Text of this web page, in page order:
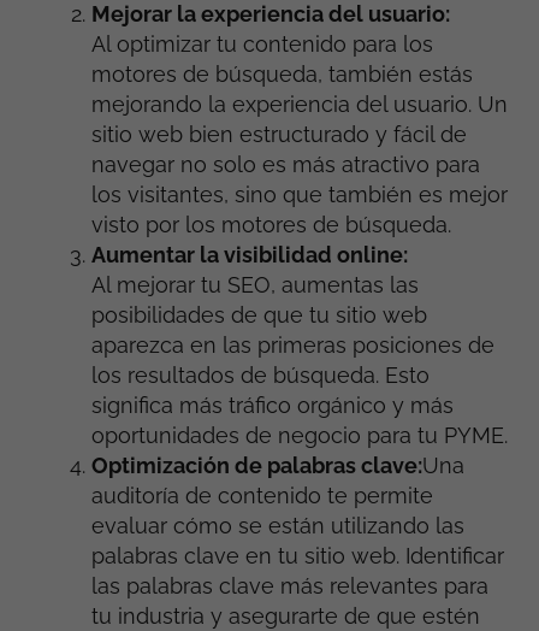
Mejorar la experiencia del usuario:
Al optimizar tu contenido para los
motores de búsqueda, también estás
mejorando la experiencia del usuario. Un
sitio web bien estructurado y fácil de
navegar no solo es más atractivo para
los visitantes, sino que también es mejor
visto por los motores de búsqueda.
Aumentar la visibilidad online:
Al mejorar tu SEO, aumentas las
posibilidades de que tu sitio web
aparezca en las primeras posiciones de
los resultados de búsqueda. Esto
significa más tráfico orgánico y más
oportunidades de negocio para tu PYME.
Optimización de palabras clave:Una
auditoría de contenido te permite
evaluar cómo se están utilizando las
palabras clave en tu sitio web. Identificar
las palabras clave más relevantes para
tu industria y asegurarte de que estén